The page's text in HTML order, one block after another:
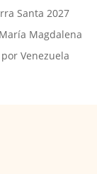
Santa 2027
Magdalena
Venezuela